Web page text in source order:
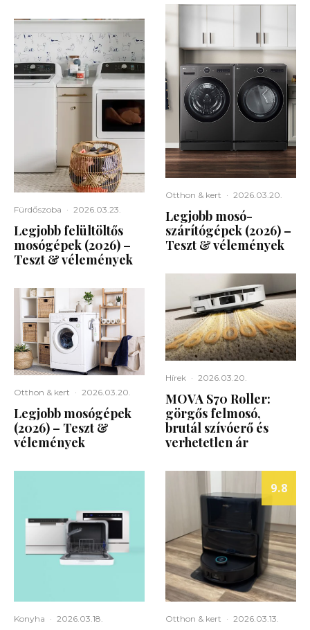
Fürdőszoba · 2026.03.23.
Legjobb felültöltős
mosógépek (2026) –
Teszt & vélemények
Otthon & kert · 2026.03.20.
Legjobb mosógépek
(2026) – Teszt &
vélemények
Konyha · 2026.03.18.
Otthon & kert · 2026.03.20.
Legjobb mosó-
szárítógépek (2026) –
Teszt & vélemények
Hírek · 2026.03.20.
MOVA S70 Roller:
görgős felmosó,
brutál szívóerő és
verhetetlen ár
9.8
Otthon & kert · 2026.03.13.